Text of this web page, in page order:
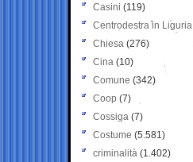
Casini (119)
Centrodestra in Liguria
Chiesa (276)
Cina (10)
Comune (342)
Coop (7)
Cossiga (7)
Costume (5.581)
criminalità (1.402)